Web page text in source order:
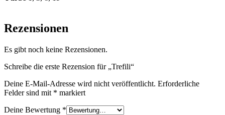
Rezensionen
Es gibt noch keine Rezensionen.
Schreibe die erste Rezension für „Trefili“
Deine E-Mail-Adresse wird nicht veröffentlicht. Erforderliche
Felder sind mit * markiert
Deine Bewertung *